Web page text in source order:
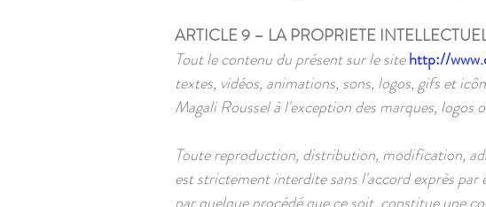
ARTICLE 9 – LA PROPRIETE
Tout le contenu du présent sur le sitehttp://
textes, vidéos, animations, sons, logos, gifs et
Magali Roussel à l'exception des marques,
Toute reproduction, distribution, modification,
est strictement interdite sans l'accord exprès